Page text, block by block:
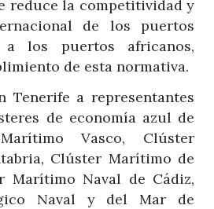
reduce la competitividad y
de los puertos
a los puertos africanos,
de esta normativa.
Tenerife a representantes
de economía azul de
Vasco, Clúster
Clúster Marítimo de
Marítimo Naval de Cádiz,
Naval y del Mar de